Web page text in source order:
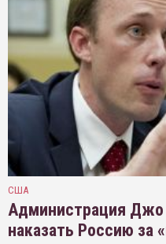
США
Администрация Джо
наказать Россию за